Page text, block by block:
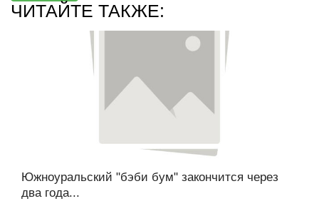
ЧИТАЙТЕ ТАКЖЕ:
Южноуральский "бэби бум" закончится через
два года...